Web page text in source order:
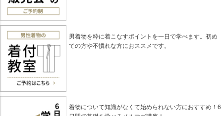
男着物を粋に着こなすポイントを一日で学べます。初め
ての方や不慣れな方におススメです。
着物について知識がなくて始められない方におすすめ！6